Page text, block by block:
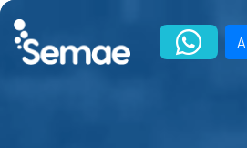
Skip
content